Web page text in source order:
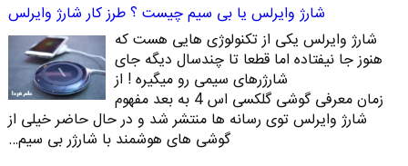
شارژ وایرلس یا بی سیم چیست ؟ طرز کار شارژ وایرلس
شارژ وایرلس یکی از تکنولوژی هایی هست که
هنوز جا نیفتاده اما قطعا تا چندسال دیگه جای
شارژرهای سیمی رو میگیره ! از
زمان معرفی گوشی گلکسی اس 4 به بعد مفهوم
شارژ وایرلس توی رسانه ها منتشر شد و در حال حاضر خیلی از
گوشی های هوشمند با شارژر بی سیم…